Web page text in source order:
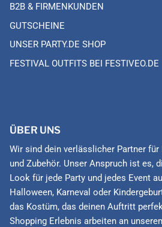
B2B & FIRMENKUNDEN
GUTSCHEINE
UNSER PARTY.DE SHOP
FESTIVAL OUTFITS BEI FESTIVEO.DE
ÜBER UNS
Wir sind dein verlässlicher Partner
und Zubehör. Unser Anspruch ist es,
Look für jede Party und jedes Event
Halloween, Karneval oder
das Kostüm, das deinen Auftritt
Shopping Erlebnis arbeiten an